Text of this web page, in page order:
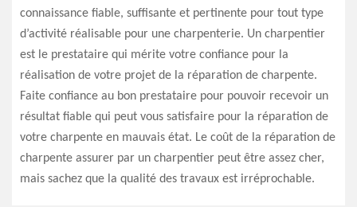
connaissance fiable, suffisante et pertinente pour tout type
d’activité réalisable pour une charpenterie. Un charpentier
est le prestataire qui mérite votre confiance pour la
réalisation de votre projet de la réparation de charpente.
Faite confiance au bon prestataire pour pouvoir recevoir un
résultat fiable qui peut vous satisfaire pour la réparation de
votre charpente en mauvais état. Le coût de la réparation de
charpente assurer par un charpentier peut être assez cher,
mais sachez que la qualité des travaux est irréprochable.